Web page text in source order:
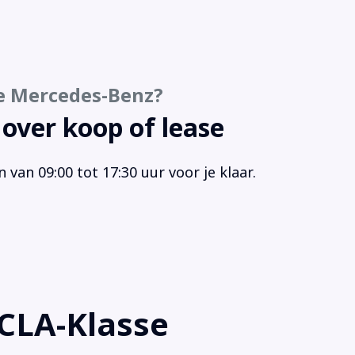
snelheidsafhankelijk
multifunctioneel
Benz?
koop of lease
van 09:00 tot 17:30 uur voor je klaar.
Klasse